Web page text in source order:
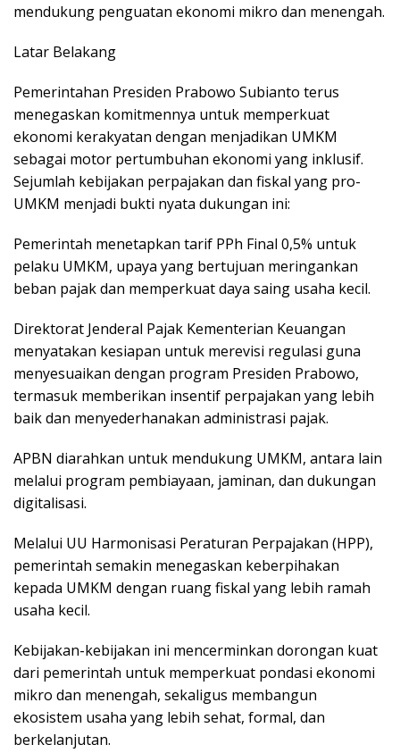
mendukung penguatan ekonomi mikro dan menengah.
Latar Belakang
Pemerintahan Presiden Prabowo Subianto terus
menegaskan komitmennya untuk memperkuat
ekonomi kerakyatan dengan menjadikan UMKM
sebagai motor pertumbuhan ekonomi yang inklusif.
Sejumlah kebijakan perpajakan dan fiskal yang pro-
UMKM menjadi bukti nyata dukungan ini:
Pemerintah menetapkan tarif PPh Final 0,5% untuk
pelaku UMKM, upaya yang bertujuan meringankan
beban pajak dan memperkuat daya saing usaha kecil.
Direktorat Jenderal Pajak Kementerian Keuangan
menyatakan kesiapan untuk merevisi regulasi guna
menyesuaikan dengan program Presiden Prabowo,
termasuk memberikan insentif perpajakan yang lebih
baik dan menyederhanakan administrasi pajak.
APBN diarahkan untuk mendukung UMKM, antara lain
melalui program pembiayaan, jaminan, dan dukungan
digitalisasi.
Melalui UU Harmonisasi Peraturan Perpajakan (HPP),
pemerintah semakin menegaskan keberpihakan
kepada UMKM dengan ruang fiskal yang lebih ramah
usaha kecil.
Kebijakan-kebijakan ini mencerminkan dorongan kuat
dari pemerintah untuk memperkuat pondasi ekonomi
mikro dan menengah, sekaligus membangun
ekosistem usaha yang lebih sehat, formal, dan
berkelanjutan.